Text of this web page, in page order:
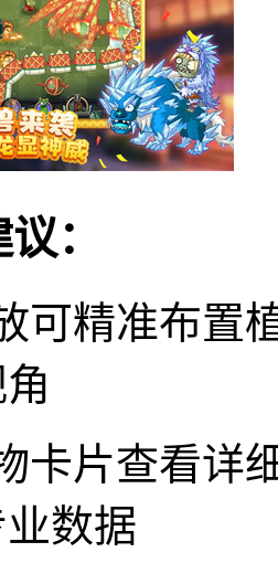
：
可精准布置
卡片查看详
数据